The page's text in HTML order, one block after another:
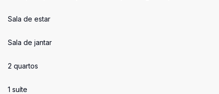
Sala de estar
Sala de jantar
2 quartos
1 suíte